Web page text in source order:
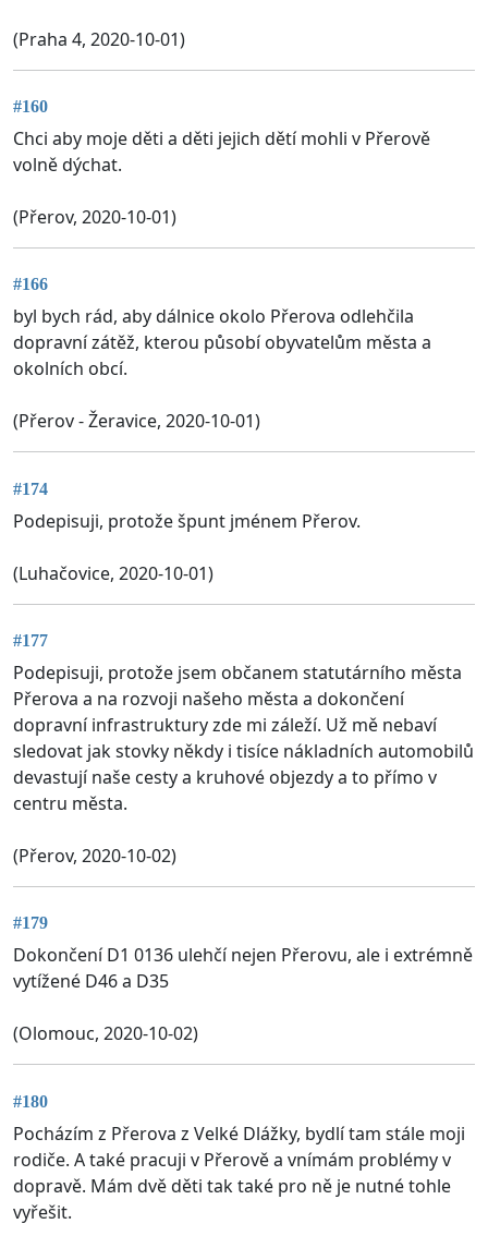
(Praha 4, 2020-10-01)
#160
Chci aby moje děti a děti jejich dětí mohli v Přerově
volně dýchat.
(Přerov, 2020-10-01)
#166
byl bych rád, aby dálnice okolo Přerova odlehčila
dopravní zátěž, kterou působí obyvatelům města a
okolních obcí.
(Přerov - Žeravice, 2020-10-01)
#174
Podepisuji, protože špunt jménem Přerov.
(Luhačovice, 2020-10-01)
#177
Podepisuji, protože jsem občanem statutárního města
Přerova a na rozvoji našeho města a dokončení
dopravní infrastruktury zde mi záleží. Už mě nebaví
sledovat jak stovky někdy i tisíce nákladních automobilů
devastují naše cesty a kruhové objezdy a to přímo v
centru města.
(Přerov, 2020-10-02)
#179
Dokončení D1 0136 ulehčí nejen Přerovu, ale i extrémně
vytížené D46 a D35
(Olomouc, 2020-10-02)
#180
Pocházím z Přerova z Velké Dlážky, bydlí tam stále moji
rodiče. A také pracuji v Přerově a vnímám problémy v
dopravě. Mám dvě děti tak také pro ně je nutné tohle
vyřešit.